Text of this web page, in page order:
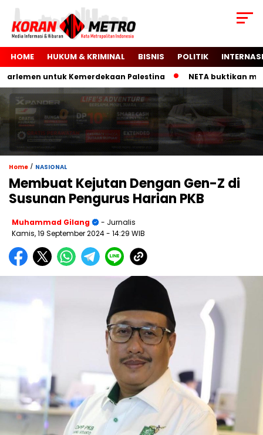
HOME HUKUM & KRIMINAL BISNIS POLITIK
untuk Kemerdekaan Palestina NETA buktikan mobil
Home / NASIONAL
Membuat Kejutan Dengan Gen-Z di
Susunan Pengurus Harian PKB
Muhammad Gilang
- Jurnalis
Kamis, 19 September 2024- 14:29 WIB